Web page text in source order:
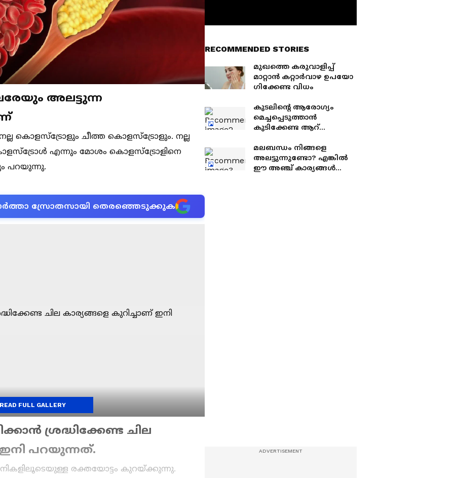
അലട്ടുന്ന
കൊളസ്ട്രോളും ചീത്ത കൊളസ്ട്രോളും. നല്ല
എന്നും മോശം കൊളസ്ട്രോളിനെ
പറയുന്നു.
സ്രോതസായി തെരഞ്ഞെടുക്കുക
ശ്രദ്ധിക്കേണ്ട ചില
ഇനി പറയുന്നത്.
രക്തയോട്ടം കുറയ്ക്കുന്നു.
FULL GALLERY
RECOMMENDED STORIES
മുഖത്തെ കരുവാളിപ്പ്
മാറ്റാൻ കറ്റാർവാഴ ഉപയോ​
ഗിക്കേണ്ട വിധം
കുടലിന്റെ ആരോ​ഗ്യം
മെച്ചപ്പെടുത്താൻ
കുടിക്കേണ്ട ആറ്
മലബന്ധം നിങ്ങളെ
അലട്ടുന്നുണ്ടോ? എങ്കിൽ
ഈ അഞ്ച് കാര്യങ്ങൾ